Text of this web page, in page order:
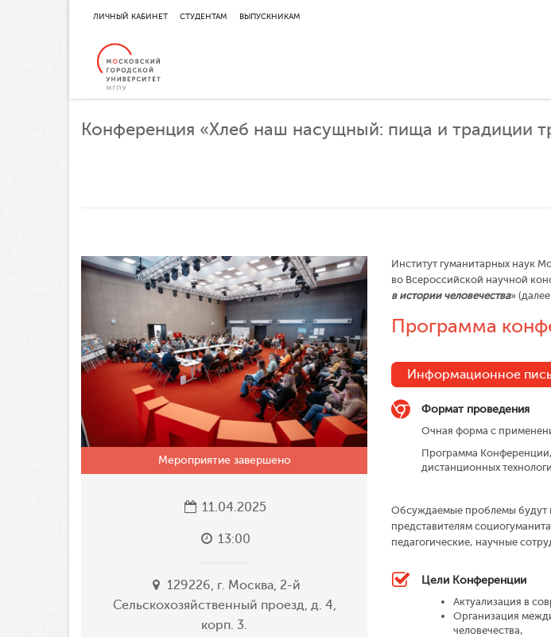
ЛИЧНЫЙ КАБИНЕТ СТУДЕНТАМ ВЫПУСКНИКАМ
Конференция «Хлеб наш насущный: пища и традиции
Мероприятие завершено
11.04.2025
13:00
129226, г. Москва, 2-й
Сельскохозяйственный проезд, д. 4,
корп. 3.
Институт гуманитарных наук
во Всероссийской научной
в истории человечества»
Программа
Информационное
Формат проведения
Очная форма с
Программа
дистанционных
Обсуждаемые проблемы будут
представителям
педагогические, научные
Цели Конференции
Актyaлизaция в
Организация
человечества,